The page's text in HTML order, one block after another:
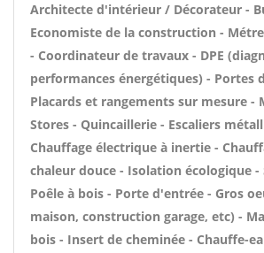
Architecte d'intérieur / Décorateur -
Economiste de la construction -
- Coordinateur de travaux - DPE
performances énergétiques) - Portes
Placards et rangements sur mesure -
Stores - Quincaillerie - Escaliers
Chauffage électrique à inertie -
chaleur douce - Isolation écologique -
Poêle à bois - Porte d'entrée - Gros
maison, construction garage, etc) -
bois - Insert de cheminée - Chauffe-